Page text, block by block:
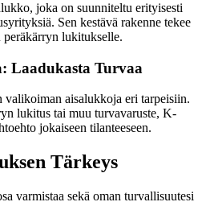
joka on suunniteltu erityisesti
Sen kestävä rakenne tekee
peräkärryn lukitukselle.
Laadukasta Turvaa
valikoiman aisalukkoja eri tarpeisiin.
lukitus tai muu turvavaruste, K-
jokaiseen tilanteeseen.
Tärkeys
varmistaa sekä oman turvallisuutesi